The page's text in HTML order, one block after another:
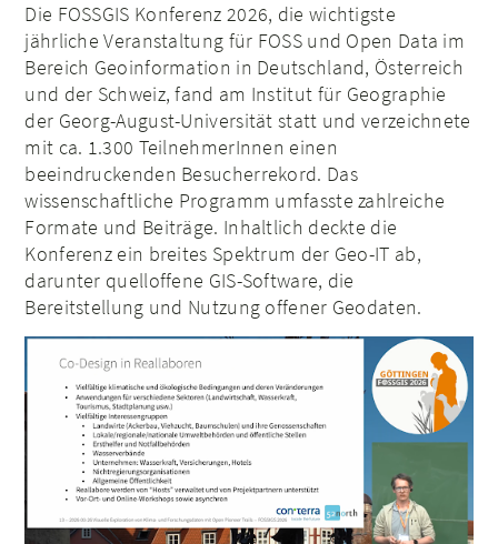
Die FOSSGIS Konferenz 2026, die wichtigste
jährliche Veranstaltung für FOSS und Open Data im
Bereich Geoinformation in Deutschland, Österreich
und der Schweiz, fand am Institut für Geographie
der Georg-August-Universität statt und verzeichnete
mit ca. 1.300 TeilnehmerInnen einen
beeindruckenden Besucherrekord. Das
wissenschaftliche Programm umfasste zahlreiche
Formate und Beiträge. Inhaltlich deckte die
Konferenz ein breites Spektrum der Geo-IT ab,
darunter quelloffene GIS-Software, die
Bereitstellung und Nutzung offener Geodaten.